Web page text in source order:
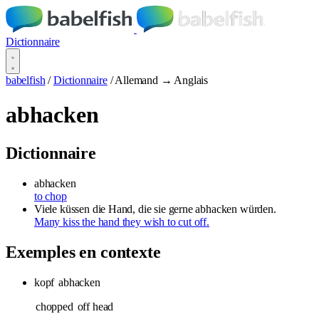
Dictionnaire
babelfish / Dictionnaire / Allemand → Anglais
abhacken
Dictionnaire
abhacken
to chop
Viele küssen die Hand, die sie gerne abhacken würden.
Many kiss the hand they wish to cut off.
Exemples en contexte
kopf abhacken
chopped off head